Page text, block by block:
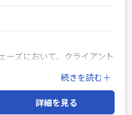
ーズにおいて、クライアント
イトの突合・チェック業務
を動かすコーディング（実
チームとは別軸でのチェッ
続きを読む＋
詳細を見る